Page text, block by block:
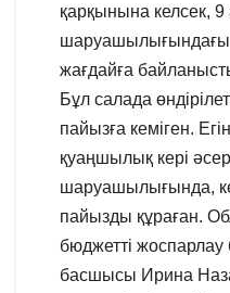
қарқынына келсек,
шаруашылығындағы
жағдайға
Бұл салада
пайызға кеміген.
қуаңшылық кері
шаруашылығында,
пайызды құраған.
бюджетті
басшысы Ирина